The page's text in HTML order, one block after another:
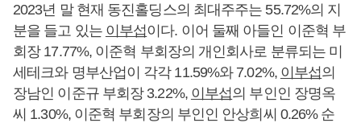
2023년 말 현재 동진홀딩스의 최대주주는 55.72%의 지
분을 들고 있는 이부섭이다. 이어 둘째 아들인 이준혁 부
회장 17.77%, 이준혁 부회장의 개인회사로 분류되는 미
세테크와 명부산업이 각각 11.59%와 7.02%, 이부섭의
장남인 이준규 부회장 3.22%, 이부섭의 부인인 장명옥
씨 1.30%, 이준혁 부회장의 부인인 안상희씨 0.26% 순